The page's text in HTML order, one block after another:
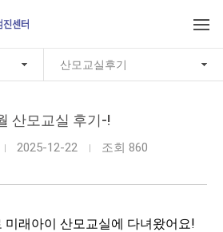
산모교실후기
산모교실 후기-!
2025-12-22 조회 860
미래아이 산모교실에 다녀왔어요!